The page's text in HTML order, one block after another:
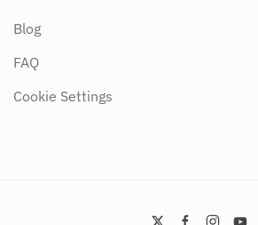
Blog
FAQ
Cookie Settings